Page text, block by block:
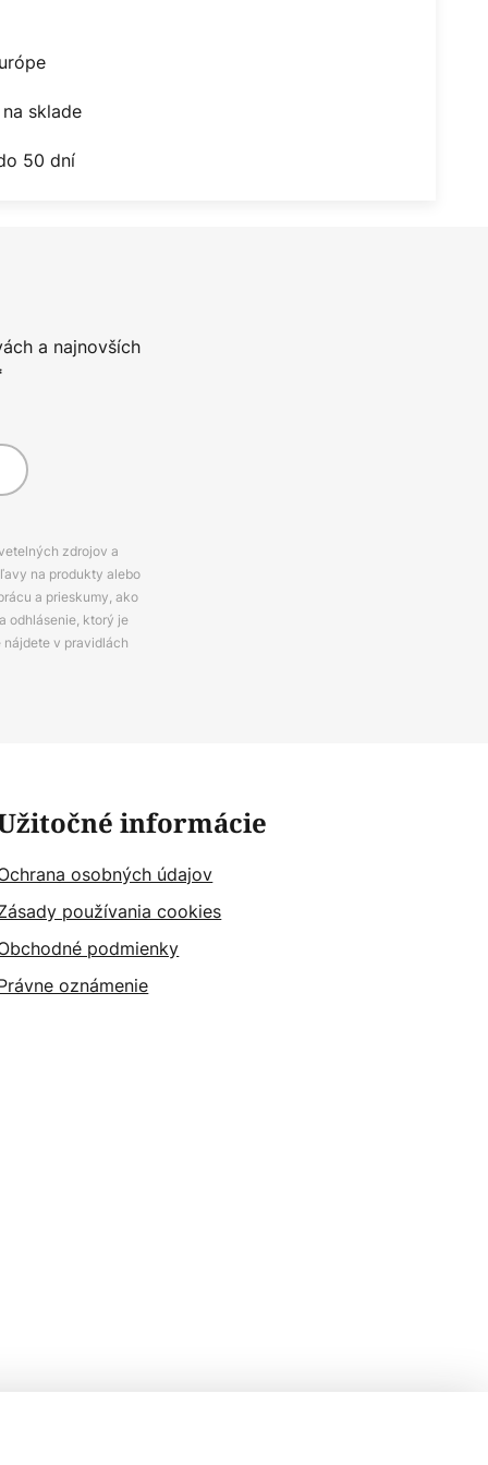
sklade
50 dní
a najnovších
zdrojov a
na produkty alebo
a prieskumy, ako
odhlásenie, ktorý je
v pravidlách
informácie
osobných údajov
používania cookies
podmienky
oznámenie